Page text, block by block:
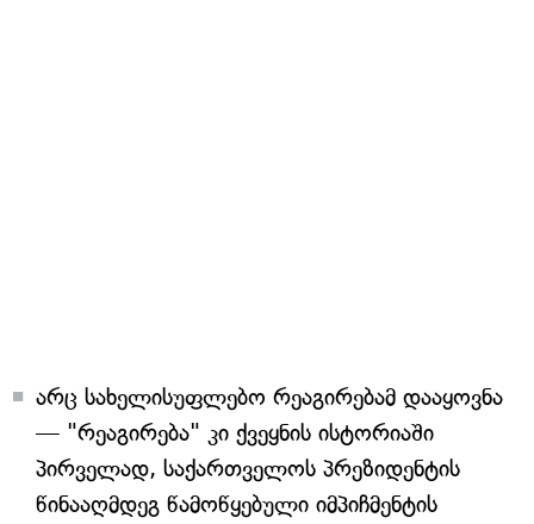
არც სახელისუფლებო რეაგირებამ დააყოვნა
— "რეაგირება" კი ქვეყნის ისტორიაში
პირველად, საქართველოს პრეზიდენტის
წინააღმდეგ წამოწყებული იმპიჩმენტის